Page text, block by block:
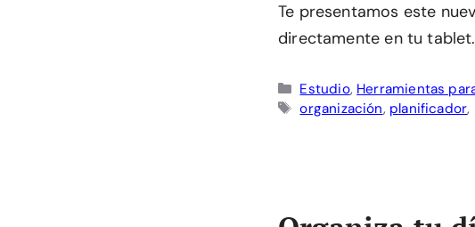
Te presentamos este
directamente en tu tablet.
Categorías
Estudio, Herramientas
Etiquetas
organización, planificador,